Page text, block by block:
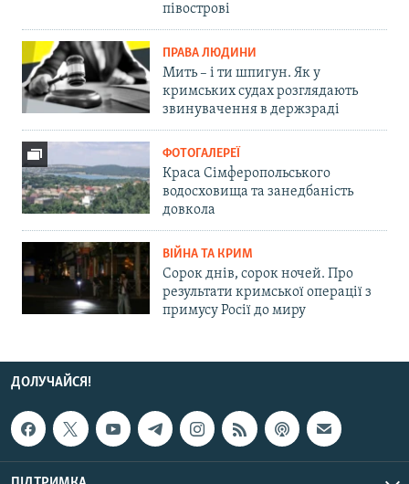
півострові
ПРАВА ЛЮДИНИ
Мить – і ти шпигун. Як у
кримських судах розглядають
звинувачення в держзраді
ФОТОГАЛЕРЕЇ
Краса Сімферопольського
водосховища та занедбаність
довкола
ВІЙНА ТА КРИМ
Сорок днів, сорок ночей. Про
результати кримської операції з
примусу Росії до миру
ДОЛУЧАЙСЯ!